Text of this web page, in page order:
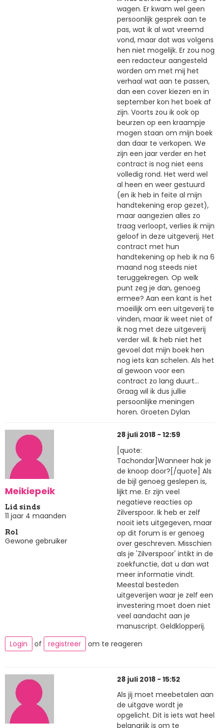
wagen. Er kwam wel geen
persoonlijk gesprek aan te
pas, wat ik al wat vreemd
vond, maar dat was volgens
hen niet mogelijk. Er zou nog
een redacteur aangesteld
worden om met mij het
verhaal wat aan te passen,
dan een cover kiezen en in
september kon het boek af
zijn. Voorts zou ik ook op
beurzen op een kraampje
mogen staan om mijn boek
dan daar te verkopen. We
zijn een jaar verder en het
contract is nog niet eens
volledig rond. Het werd wel
al heen en weer gestuurd
(en ik heb in feite al mijn
handtekening erop gezet),
maar aangezien alles zo
traag verloopt, verlies ik mijn
geloof in deze uitgeverij. Het
contract met hun
handtekening op heb ik na 6
maand nog steeds niet
teruggekregen. Op welk
punt zeg je dan, genoeg
ermee? Aan een kant is het
moeilijk om een uitgeverij te
vinden, maar ik weet niet of
ik nog met deze uitgeverij
verder wil. Ik heb niet het
gevoel dat mijn boek hen
nog iets kan schelen. Als het
al gewoon voor een
contract zo lang duurt...
Graag wil ik dus jullie
persoonlijke meningen
horen. Groeten Dylan
Meikiepeik
Lid sinds
11 jaar 4 maanden
Rol
Gewone gebruiker
28 juli 2018 - 12:59
[quote:
Tachondar]Wanneer hak je
de knoop door?[/quote] Als
de bijl genoeg geslepen is,
lijkt me. Er zijn veel
negatieve reacties op
Zilverspoor. Ik heb er zelf
nooit iets uitgegeven, maar
op dit forum is er genoeg
over geschreven. Misschien
als je 'Zilverspoor' intikt in de
zoekfunctie, dat u dan wat
meer informatie vindt.
Meestal besteden
uitgeverijen waar je zelf een
investering moet doen niet
veel aandacht aan je
manuscript. Geldklopperij.
Login
of registreer om te reageren
28 juli 2018 - 15:52
Als jij moet meebetalen aan
de uitgave wordt je
opgelicht. Dit is iets wat heel
belangrijk is om te